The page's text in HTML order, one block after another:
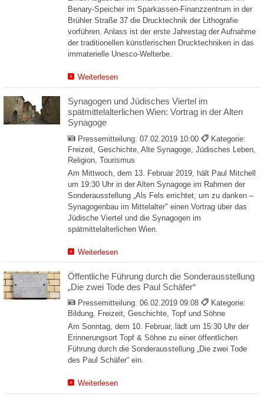
Benary-Speicher im Sparkassen-Finanzzentrum in der
Brühler Straße 37 die Drucktechnik der Lithografie
vorführen. Anlass ist der erste Jahrestag der Aufnahme
der traditionellen künstlerischen Drucktechniken in das
immaterielle Unesco-Welterbe.
Weiterlesen
Synagogen und Jüdisches Viertel im
spätmittelalterlichen Wien: Vortrag in der Alten
Synagoge
Pressemitteilung: 07.02.2019 10:00
Kategorie:
Freizeit, Geschichte, Alte Synagoge, Jüdisches Leben,
Religion, Tourismus
Am Mittwoch, dem 13. Februar 2019, hält Paul Mitchell
um 19:30 Uhr in der Alten Synagoge im Rahmen der
Sonderausstellung „Als Fels errichtet, um zu danken –
Synagogenbau im Mittelalter" einen Vortrag über das
Jüdische Viertel und die Synagogen im
spätmittelalterlichen Wien.
Weiterlesen
Öffentliche Führung durch die Sonderausstellung
„Die zwei Tode des Paul Schäfer“
Pressemitteilung: 06.02.2019 09:08
Kategorie:
Bildung, Freizeit, Geschichte, Topf und Söhne
Am Sonntag, dem 10. Februar, lädt um 15:30 Uhr der
Erinnerungsort Topf & Söhne zu einer öffentlichen
Führung durch die Sonderausstellung „Die zwei Tode
des Paul Schäfer“ ein.
Weiterlesen